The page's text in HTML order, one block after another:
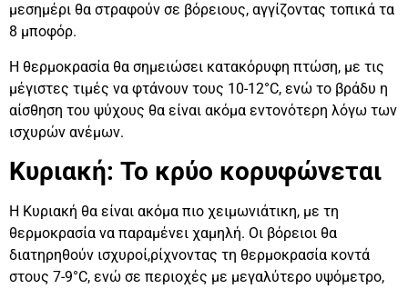
μεσημέρι θα στραφούν σε βόρειους, αγγίζοντας τοπικά τα
8 μποφόρ.
Η θερμοκρασία θα σημειώσει κατακόρυφη πτώση, με τις
μέγιστες τιμές να φτάνουν τους 10-12°C, ενώ το βράδυ η
αίσθηση του ψύχους θα είναι ακόμα εντονότερη λόγω των
ισχυρών ανέμων.
Κυριακή: Το κρύο κορυφώνεται
Η Κυριακή θα είναι ακόμα πιο χειμωνιάτικη, με τη
θερμοκρασία να παραμένει χαμηλή. Οι βόρειοι θα
διατηρηθούν ισχυροί,ρίχνοντας τη θερμοκρασία κοντά
στους 7-9°C, ενώ σε περιοχές με μεγαλύτερο υψόμετρο,